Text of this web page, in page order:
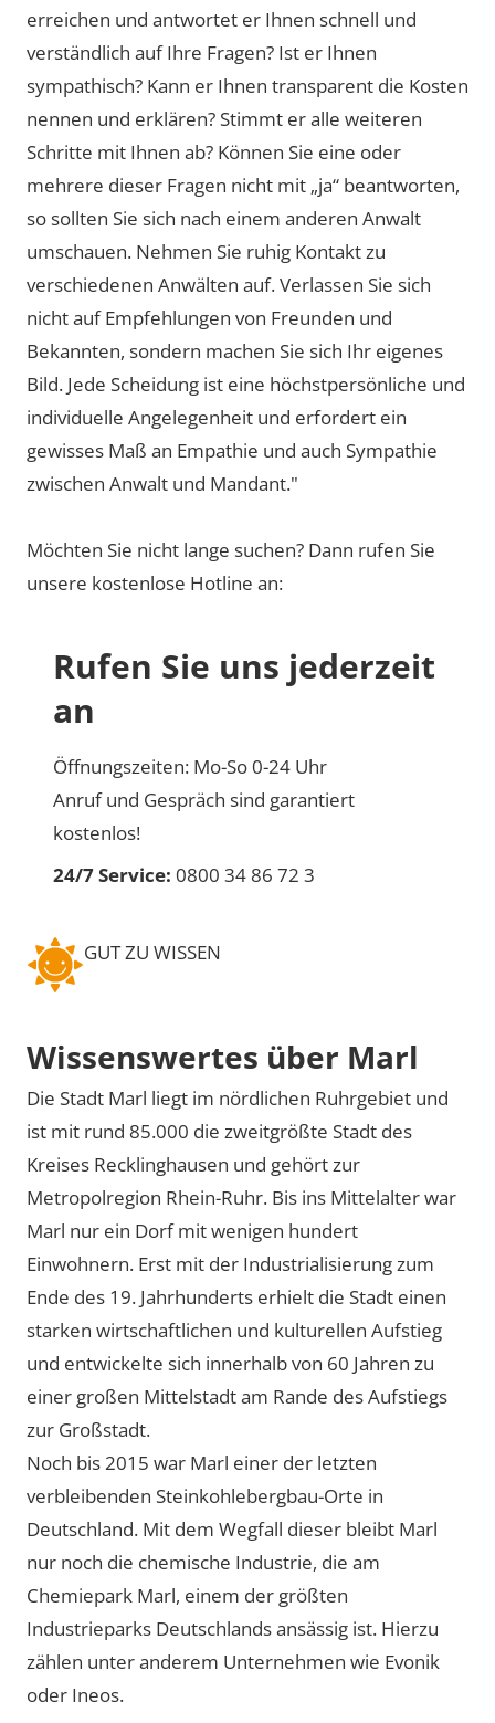
erreichen und antwortet er Ihnen schnell und
verständlich auf Ihre Fragen? Ist er Ihnen
sympathisch? Kann er Ihnen transparent die Kosten
nennen und erklären? Stimmt er alle weiteren
Schritte mit Ihnen ab? Können Sie eine oder
mehrere dieser Fragen nicht mit „ja“ beantworten,
so sollten Sie sich nach einem anderen Anwalt
umschauen. Nehmen Sie ruhig Kontakt zu
verschiedenen Anwälten auf. Verlassen Sie sich
nicht auf Empfehlungen von Freunden und
Bekannten, sondern machen Sie sich Ihr eigenes
Bild. Jede Scheidung ist eine höchstpersönliche und
individuelle Angelegenheit und erfordert ein
gewisses Maß an Empathie und auch Sympathie
zwischen Anwalt und Mandant."
Möchten Sie nicht lange suchen? Dann rufen Sie
unsere kostenlose Hotline an:
Rufen Sie uns jederzeit
an
Öffnungszeiten: Mo-So 0-24 Uhr
Anruf und Gespräch sind garantiert
kostenlos!
24/7 Service: 0800 34 86 72 3
GUT ZU WISSEN
Wissenswertes über Marl
Die Stadt Marl liegt im nördlichen Ruhrgebiet und
ist mit rund 85.000 die zweitgrößte Stadt des
Kreises Recklinghausen und gehört zur
Metropolregion Rhein-Ruhr. Bis ins Mittelalter war
Marl nur ein Dorf mit wenigen hundert
Einwohnern. Erst mit der Industrialisierung zum
Ende des 19. Jahrhunderts erhielt die Stadt einen
starken wirtschaftlichen und kulturellen Aufstieg
und entwickelte sich innerhalb von 60 Jahren zu
einer großen Mittelstadt am Rande des Aufstiegs
zur Großstadt.
Noch bis 2015 war Marl einer der letzten
verbleibenden Steinkohlebergbau-Orte in
Deutschland. Mit dem Wegfall dieser bleibt Marl
nur noch die chemische Industrie, die am
Chemiepark Marl, einem der größten
Industrieparks Deutschlands ansässig ist. Hierzu
zählen unter anderem Unternehmen wie Evonik
oder Ineos.